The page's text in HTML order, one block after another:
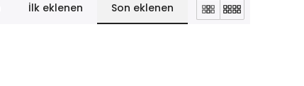
İlk eklenen Son eklenen